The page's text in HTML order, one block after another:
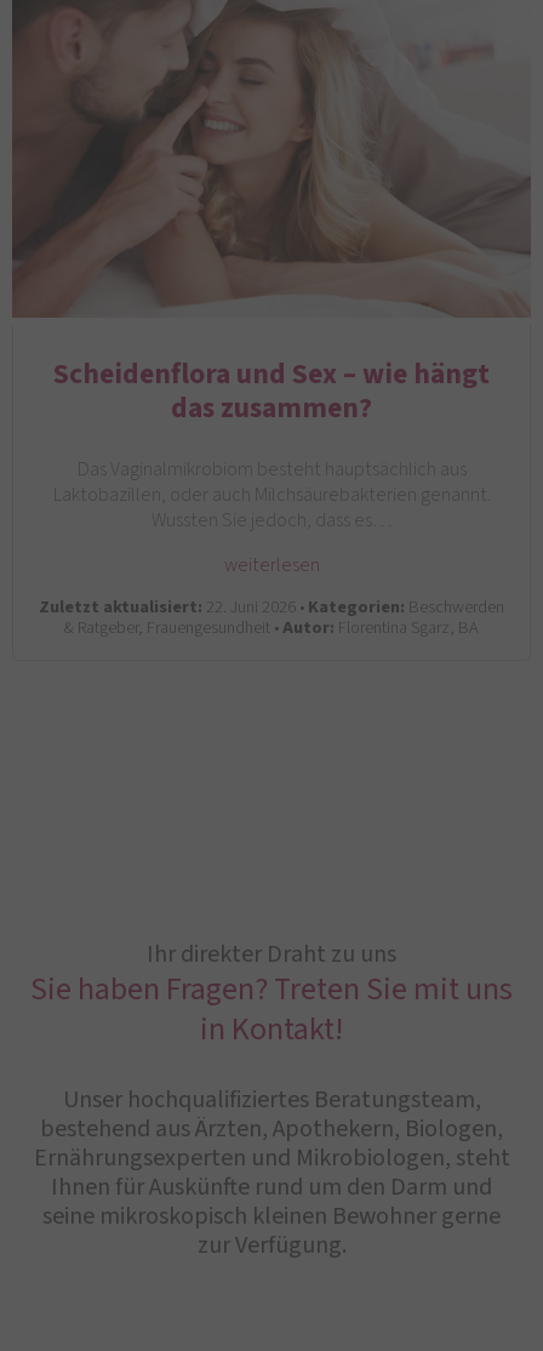
Scheidenflora und Sex – wie hängt
das zusammen?
Das Vaginalmikrobiom besteht hauptsächlich aus
Laktobazillen, oder auch Milchsäurebakterien genannt.
Wussten Sie jedoch, dass es…
weiterlesen
Zuletzt aktualisiert: 22. Juni 2026 •Kategorien: Beschwerden
& Ratgeber, Frauengesundheit •Autor: Florentina Sgarz, BA
Ihr direkter Draht zu uns
Sie haben Fragen? Treten Sie mit uns
in Kontakt!
Unser hochqualifiziertes Beratungsteam,
bestehend aus Ärzten, Apothekern, Biologen,
Ernährungsexperten und Mikrobiologen, steht
Ihnen für Auskünfte rund um den Darm und
seine mikroskopisch kleinen Bewohner gerne
zur Verfügung.